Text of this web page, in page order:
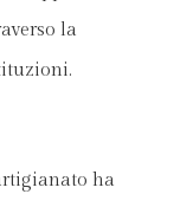
la
ha